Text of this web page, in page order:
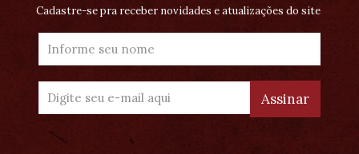
Cadastre-se pra receber novidades e atualizações do site